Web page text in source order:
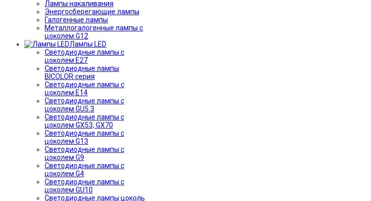
Лампы накаливания
Энергосберегающие лампы
Галогенные лампы
Металлогалогенные лампы с
цоколем G12
Лампы LED
Светодиодные лампы с
цоколем E27
Светодиодные лампы
BICOLOR серия
Светодиодные лампы с
цоколем E14
Светодиодные лампы с
цоколем GU5.3
Светодиодные лампы с
цоколем GX53, GX70
Светодиодные лампы с
цоколем G13
Светодиодные лампы с
цоколем G9
Светодиодные лампы с
цоколем G4
Светодиодные лампы с
цоколем GU10
Светодиодные лампы цоколь